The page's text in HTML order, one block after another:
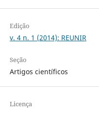
Edição
v. 4 n. 1 (2014): REUNIR
Seção
Artigos científicos
Licença